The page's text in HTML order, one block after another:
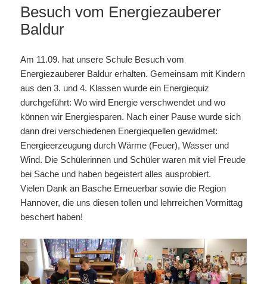
Besuch vom Energiezauberer
Baldur
Am 11.09. hat unsere Schule Besuch vom
Energiezauberer Baldur erhalten. Gemeinsam mit Kindern
aus den 3. und 4. Klassen wurde ein Energiequiz
durchgeführt: Wo wird Energie verschwendet und wo
können wir Energiesparen. Nach einer Pause wurde sich
dann drei verschiedenen Energiequellen gewidmet:
Energieerzeugung durch Wärme (Feuer), Wasser und
Wind. Die Schülerinnen und Schüler waren mit viel Freude
bei Sache und haben begeistert alles ausprobiert.
Vielen Dank an Basche Erneuerbar sowie die Region
Hannover, die uns diesen tollen und lehrreichen Vormittag
beschert haben!